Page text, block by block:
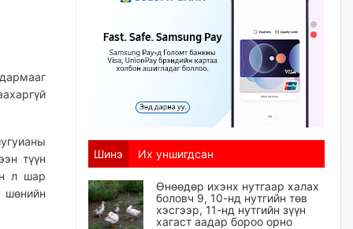
түүн
л шар
шөнийн
Шинэ Их уншигдсан
Өнөөдөр ихэнх нутгаар халах
боловч 9, 10-нд нутгийн төв
хэсгээр, 11-нд нутгийн зүүн
хагаст аадар бороо орно